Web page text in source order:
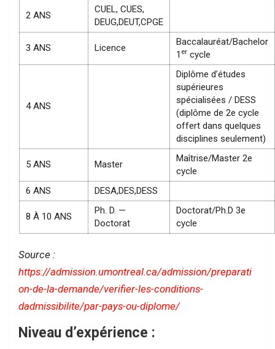
2 ANS
CUEL, CUES,
DEUG,DEUT,CPGE
3 ANS Licence
Baccalauréat/Bachelor
1 er cycle
4 ANS
Diplôme d’études
supérieures
spécialisées / DESS
(diplôme de 2e cycle
offert dans quelques
disciplines seulement)
5 ANS Master
Maîtrise/Master 2e
cycle
6 ANS
DESA,DES,DESS
8 À 10 ANS
Ph. D. —
Doctorat
Doctorat/Ph.D 3e
cycle
Source :
https://admission.umontreal.ca/admission/preparati
on-de-la-demande/verifier-les-conditions-
dadmissibilite/par-pays-ou-diplome/
Niveau d’expérience :